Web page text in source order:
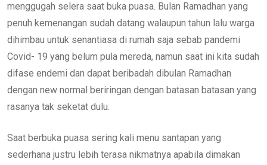
menggugah selera saat buka puasa. Bulan Ramadhan yang
penuh kemenangan sudah datang walaupun tahun lalu warga
dihimbau untuk senantiasa di rumah saja sebab pandemi
Covid- 19 yang belum pula mereda, namun saat ini kita sudah
difase endemi dan dapat beribadah dibulan Ramadhan
dengan new normal beriringan dengan batasan batasan yang
rasanya tak seketat dulu.
Saat berbuka puasa sering kali menu santapan yang
sederhana justru lebih terasa nikmatnya apabila dimakan